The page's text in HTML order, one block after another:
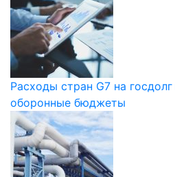
Расходы стран G7 на
оборонные бюджеты